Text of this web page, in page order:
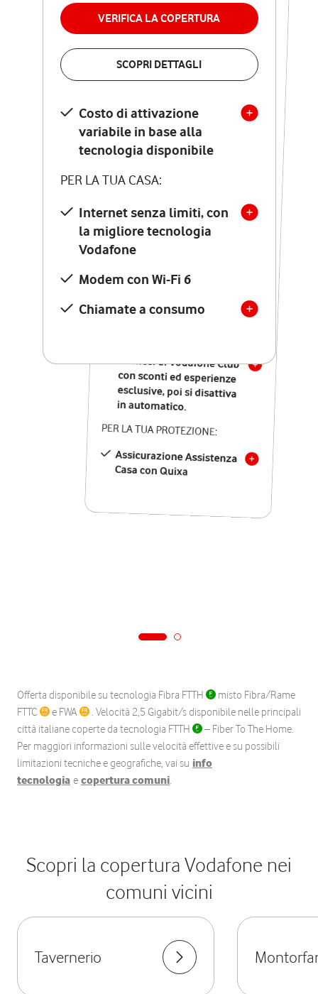
VERIFICA LA COPERTURA
SCOPRI DETTAGLI
Costo di attivazione
variabile in base alla
tecnologia disponibile
PER LA TUA CASA:
Internet senza limiti, con
la migliore tecnologia
Vodafone
Modem con Wi-Fi 6
Chiamate a consumo
permanenza
VERIFICA LA COPERTURA
Costo di attivazione
variabile in base alla
tecnologia disponibile
PER LA TUA CASA:
Internet senza limiti, con
la migliore tecnologia
Vodafone
Modem Seven con Wi-Fi 7
Chiamate illimitate verso
numeri fissi e mobili
nazionali
12 mesi di Vodafone Club
con sconti ed esperienze
esclusive, poi si disattiva
in automatico.
PER LA TUA PROTEZIONE:
Assicurazione Assistenza
Casa con Quixa
Offerta disponibile su tecnologia Fibra FTTH
misto Fibra/Rame
FTTC
e FWA
. Velocità 2,5 Gigabit/s disponibile nelle principali
città italiane coperte da tecnologia FTTH
– Fiber To The Home.
Per maggiori informazioni sulle velocità effettive e su possibili
limitazioni tecniche e geografiche, vai su info
tecnologia e copertura comuni.
Scopri la copertura Vodafone nei
comuni vicini
Tavernerio